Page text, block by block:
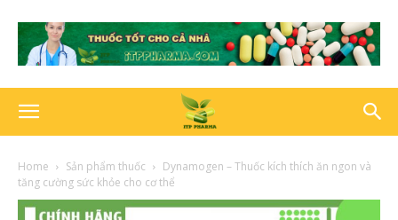
Home Sản phẩm thuốc
Dynamogen – Thuốc kích thích ăn ngon và
tăng cường sức khỏe cho cơ thể